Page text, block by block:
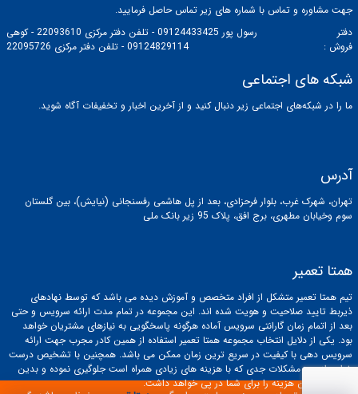
جهت مشاوره و تماس با شماره های زیر تماس حاصل فرمایید.
دفتر
فروش :
رسول پور 09124433425 - تلفن دفتر مرکزی 22093610 - کوهی
09124829114 - تلفن دفتر مرکزی 22095726
شبکه های اجتماعی
ما را در شبکه‌های اجتماعی زیر دنبال کنید و از آخرین اخبار و تخفیفات آگاه شوید.
آدرس
تهران، شهرک غرب، بلوار فرحزادی، بعد از پل هاشمی رفسنجانی (نیایش)، بین گلستان
سوم وخیابان مطهری، برج افق، پلاک 95 زیر بانک ملی
همتا تعمیر
تیم همتا تعمیر متشکل از افراد متخصص و آموزش دیده می باشد که توسط نهادهای
ذیربط تایید صلاحیت و هویت شده اند. این مجموعه در تمام مدت ارائه سرویس و حتی
بعد از اتمام زمان گارانتی سرویس آماده هرگونه پاسخگویی به نیازهای مشتریان خواهد
بود. یکی از دلایل انتخاب مجموعه همتا تعمیر استفاده از همین کادر مجرب جهت ارائه
سرویس دهی با کیفیت در سریع ترین زمان ممکن می باشد. همچنین با تشخیص درست
خرابی از بروز مشکلات جدی که با هزینه های زیادی همراه است جلوگیری نموده و بدین
صورت کمترین هزینه را برای شما در پی خواهد داشت.